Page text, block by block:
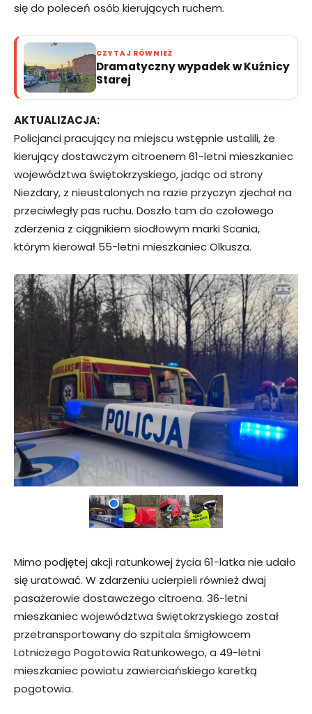
się do poleceń osób kierujących ruchem.
CZYTAJ RÓWNIEŻ
Dramatyczny wypadek w Kuźnicy
Starej
AKTUALIZACJA:
Policjanci pracujący na miejscu wstępnie ustalili, że
kierujący dostawczym citroenem 61-letni mieszkaniec
województwa świętokrzyskiego, jadąc od strony
Niezdary, z nieustalonych na razie przyczyn zjechał na
przeciwległy pas ruchu. Doszło tam do czołowego
zderzenia z ciągnikiem siodłowym marki Scania,
którym kierował 55-letni mieszkaniec Olkusza.
Mimo podjętej akcji ratunkowej życia 61-latka nie udało
się uratować. W zdarzeniu ucierpieli również dwaj
pasażerowie dostawczego citroena. 36-letni
mieszkaniec województwa świętokrzyskiego został
przetransportowany do szpitala śmigłowcem
Lotniczego Pogotowia Ratunkowego, a 49-letni
mieszkaniec powiatu zawierciańskiego karetką
pogotowia.